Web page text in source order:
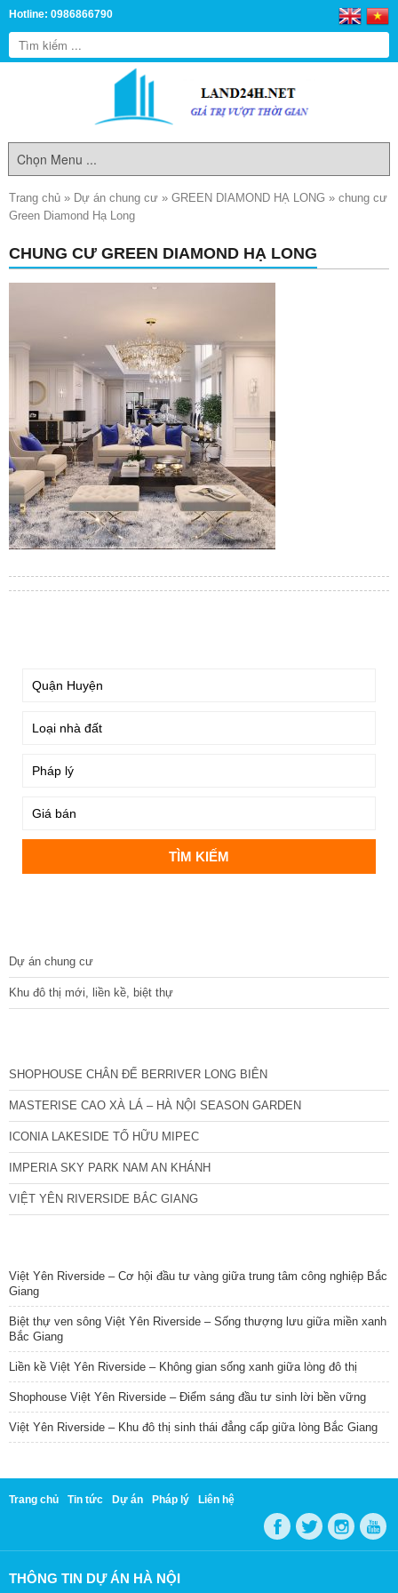
Hotline: 0986866790
Trang chủ » Dự án chung cư » GREEN DIAMOND HẠ LONG » chung cư
Green Diamond Hạ Long
CHUNG CƯ GREEN DIAMOND HẠ LONG
Dự án chung cư
Khu đô thị mới, liền kề, biệt thự
SHOPHOUSE CHÂN ĐẾ BERRIVER LONG BIÊN
MASTERISE CAO XÀ LÁ – HÀ NỘI SEASON GARDEN
ICONIA LAKESIDE TỐ HỮU MIPEC
IMPERIA SKY PARK NAM AN KHÁNH
VIỆT YÊN RIVERSIDE BẮC GIANG
Việt Yên Riverside – Cơ hội đầu tư vàng giữa trung tâm công nghiệp Bắc
Giang
Biệt thự ven sông Việt Yên Riverside – Sống thượng lưu giữa miền xanh
Bắc Giang
Liền kề Việt Yên Riverside – Không gian sống xanh giữa lòng đô thị
Shophouse Việt Yên Riverside – Điểm sáng đầu tư sinh lời bền vững
Việt Yên Riverside – Khu đô thị sinh thái đẳng cấp giữa lòng Bắc Giang
Trang chủ Tin tức Dự án Pháp lý Liên hệ
THÔNG TIN DỰ ÁN HÀ NỘI